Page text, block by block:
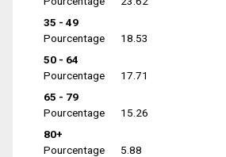
35 - 49
Pourcentage
18.53
50 - 64
Pourcentage
17.71
65 - 79
Pourcentage
15.26
80+
Pourcentage
5.88